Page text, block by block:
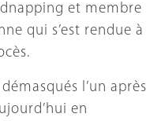
et membre
qui s’est rendue à
l’un après
en